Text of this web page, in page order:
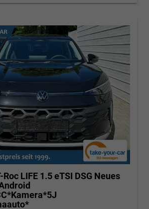
Roc LIFE 1.5 eTSI DSG Neues